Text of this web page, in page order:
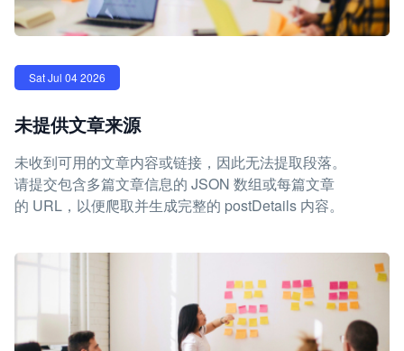
Sat Jul 04 2026
未提供文章来源
未收到可用的文章内容或链接，因此无法提取段落。
请提交包含多篇文章信息的 JSON 数组或每篇文章
的 URL，以便爬取并生成完整的 postDetails 内容。